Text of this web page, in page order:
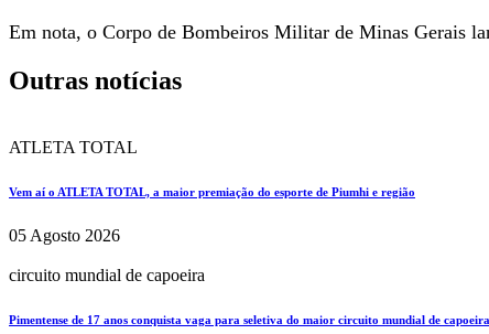
Em nota, o Corpo de Bombeiros Militar de Minas Gerais
Outras notícias
ATLETA TOTAL
Vem aí o ATLETA TOTAL, a maior premiação do esporte de Piumhi e região
05 Agosto 2026
circuito mundial de capoeira
Pimentense de 17 anos conquista vaga para seletiva do maior circuito mundial de